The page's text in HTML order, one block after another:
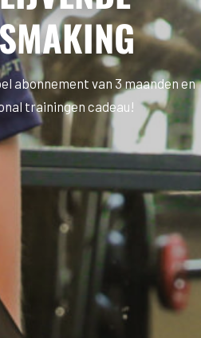
abonnement van 3 maanden en
trainingen cadeau!